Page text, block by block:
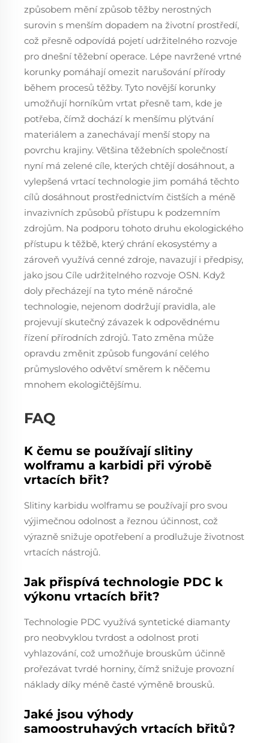
způsobem mění způsob těžby nerostných
surovin s menším dopadem na životní prostředí,
což přesně odpovídá pojetí udržitelného rozvoje
pro dnešní těžební operace. Lépe navržené vrtné
korunky pomáhají omezit narušování přírody
během procesů těžby. Tyto novější korunky
umožňují horníkům vrtat přesně tam, kde je
potřeba, čímž dochází k menšímu plýtvání
materiálem a zanechávají menší stopy na
povrchu krajiny. Většina těžebních společností
nyní má zelené cíle, kterých chtějí dosáhnout, a
vylepšená vrtací technologie jim pomáhá těchto
cílů dosáhnout prostřednictvím čistších a méně
invazivních způsobů přístupu k podzemním
zdrojům. Na podporu tohoto druhu ekologického
přístupu k těžbě, který chrání ekosystémy a
zároveň využívá cenné zdroje, navazují i předpisy,
jako jsou Cíle udržitelného rozvoje OSN. Když
doly přecházejí na tyto méně náročné
technologie, nejenom dodržují pravidla, ale
projevují skutečný závazek k odpovědnému
řízení přírodních zdrojů. Tato změna může
opravdu změnit způsob fungování celého
průmyslového odvětví směrem k něčemu
mnohem ekologičtějšímu.
FAQ
K čemu se používají slitiny
wolframu a karbidi při výrobě
vrtacích břit?
Slitiny karbidu wolframu se používají pro svou
výjimečnou odolnost a řeznou účinnost, což
výrazně snižuje opotřebení a prodlužuje životnost
vrtacích nástrojů.
Jak přispívá technologie PDC k
výkonu vrtacích břit?
Technologie PDC využívá syntetické diamanty
pro neobvyklou tvrdost a odolnost proti
vyhlazování, což umožňuje brouskům účinně
prořezávat tvrdé horniny, čímž snižuje provozní
náklady díky méně časté výměně brousků.
Jaké jsou výhody
samoostruhavých vrtacích břitů?